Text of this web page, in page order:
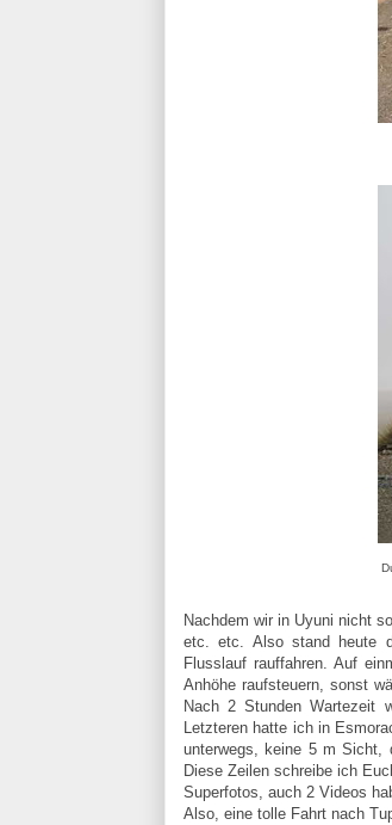
Nachdem wir in Uyuni nicht
etc. etc. Also stand heute
Flusslauf rauffahren. Auf
Anhöhe raufsteuern, sonst
Nach 2 Stunden Wartezeit
Letzteren hatte ich in
unterwegs, keine 5 m Sicht,
Diese Zeilen schreibe ich
Superfotos, auch 2 Videos
Also, eine tolle Fahrt nach